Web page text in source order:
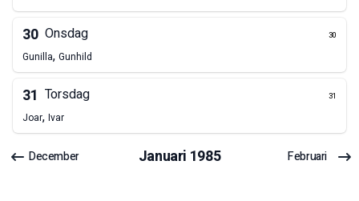
30 Onsdag 30
Gunilla, Gunhild
31 Torsdag 31
Joar, Ivar
December Januari 1985 Februari